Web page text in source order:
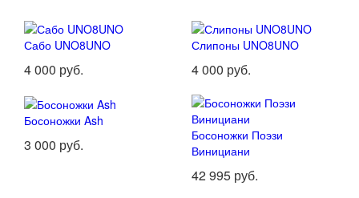
Сабо UNO8UNO
4 000 руб.
Слипоны UNO8UNO
4 000 руб.
Босоножки Ash
3 000 руб.
Босоножки Поэзи
Винициани
42 995 руб.